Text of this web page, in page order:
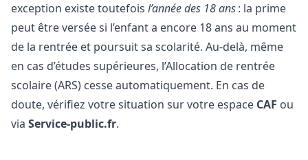
exception existe toutefois l’année des 18 ans: la prime
peut être versée si l’enfant a encore 18 ans au moment
de la rentrée et poursuit sa scolarité. Au-delà, même
en cas d’études supérieures, l’Allocation de rentrée
scolaire (ARS) cesse automatiquement. En cas de
doute, vérifiez votre situation sur votre espace CAF ou
via Service-public.fr.